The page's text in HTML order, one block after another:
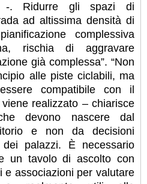
-. Ridurre gli spazi di
ad altissima densità di
complessiva
rischia di aggravare
già complessa”. “Non
alle piste ciclabili, ma
compatibile con il
realizzato – chiarisce
devono nascere dal
e non da decisioni
palazzi. È necessario
un tavolo di ascolto con
e associazioni per valutare